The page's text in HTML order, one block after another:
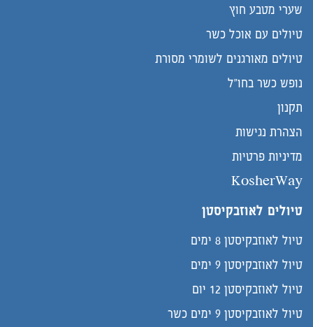
שערי מטבע חוץ
טיולים עם אוכל כשר
טיולים מאורגנים לשומרי מסורת
נופש כשר בחו"ל
תקנון
הצהרת נגישות
מדיניות פרטיות
KosherWay
טיולים לאוזבקיסטן
טיול לאוזבקיסטן 8 ימים
טיול לאוזבקיסטן 9 ימים
טיול לאוזבקיסטן 12 יום
טיול לאוזבקיסטן 9 ימים כשר